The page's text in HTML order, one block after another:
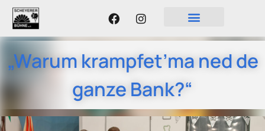
„Warum krampfet’ma ned de
ganze Bank?“